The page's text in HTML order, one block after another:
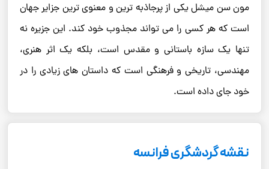
مون سن میشل یکی از پرجاذبه ترین و معنوی ترین جزایر جهان
است که هر کسی را می تواند مجذوب خود کند. این جزیره نه
تنها یک سازه باستانی و مقدس است، بلکه یک اثر هنری،
مهندسی، تاریخی و فرهنگی است که داستان های زیادی را در
خود جای داده است.
نقشه گردشگری فرانسه